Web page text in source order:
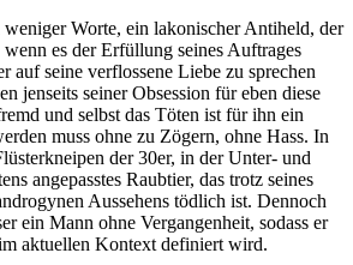
Worte, ein lakonischer Antiheld, der
es der Erfüllung seines Auftrages
auf seine verflossene Liebe zu sprechen
jenseits seiner Obsession für eben diese
und selbst das Töten ist für ihn ein
muss ohne zu Zögern, ohne Hass. In
der 30er, in der Unter- und
angepasstes Raubtier, das trotz seines
Aussehens tödlich ist. Dennoch
ein Mann ohne Vergangenheit, sodass er
aktuellen Kontext definiert wird.